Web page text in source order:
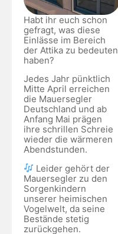
Habt ihr euch schon
gefragt, was diese
Einlässe im Bereich
der Attika zu bedeuten
haben?
Jedes Jahr pünktlich
Mitte April erreichen
die Mauersegler
Deutschland und ab
Anfang Mai prägen
ihre schrillen Schreie
wieder die wärmeren
Abendstunden.
Leider gehört der
Mauersegler zu den
Sorgenkindern
unserer heimischen
Vogelwelt, da seine
Bestände stetig
zurückgehen.